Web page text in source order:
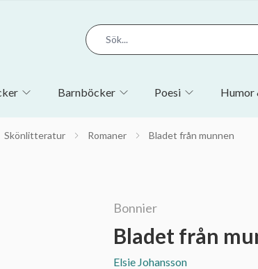
Barnböcker Poesi Humor
Skönlitteratur Romaner Bladet från munnen
Bonnier
Bladet från
Elsie Johansson